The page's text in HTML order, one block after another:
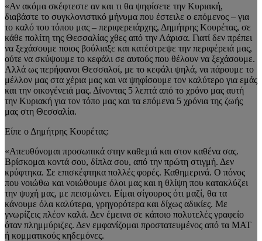
«Αν ακόμα σκέφτεστε αν και τι θα ψηφίσετε την Κυριακή,
διαβάστε το συγκλονιστικό μήνυμα που έστειλε ο επόμενος – για
το καλό του τόπου μας – περιφερειάρχης, Δημήτρης Κουρέτας, σε
κάθε πολίτη της Θεσσαλίας χθες από την Λάρισα. Γιατί δεν πρέπει
να ξεχάσουμε ποιος βούλιαξε και κατέστρεψε την περιφέρειά μας,
ούτε να σκύψουμε το κεφάλι σε αυτούς που θέλουν να ξεχάσουμε.
Αλλά ως περήφανοι Θεσσαλοί, με το κεφάλι ψηλά, να πάρουμε το
μέλλον μας στα χέρια μας και να ψηφίσουμε τον καλύτερο για εμάς
και την οικογένειά μας. Δίνοντας 5 λεπτά από το χρόνο μας αυτή
την Κυριακή για τον τόπο μας και τα επόμενα 5 χρόνια της ζωής
μας στη Θεσσαλία.
Είπε ο Δημήτρης Κουρέτας:
«Απευθύνομαι προσωπικά στην καθεμιά και στον καθένα σας.
Βρίσκομαι κοντά σου, δίπλα σου, από την πρώτη στιγμή. Δεν
κρύφτηκα. Σε επισκέφτηκα πολλές φορές. Καθημερινά. Ο πόνος
που νοιώθω και νοιώθουμε όλοι μας και η θλίψη που κατακλύζει
την ψυχή μας, με πεισμώνει. Είμαι σίγουρος ότι μαζί, θα τα
κάνουμε όλα καλύτερα, γρηγορότερα και δίχως αδικίες. Με
γνωρίζεις πλέον καλά. Δεν έμεινα σε κάποιο πολυτελές γραφείο
όταν πλημμύριζες. Δεν εμφανίζομαι προστατευμένος από τα ΜΑΤ
ή κομματικούς κηδεμόνες.